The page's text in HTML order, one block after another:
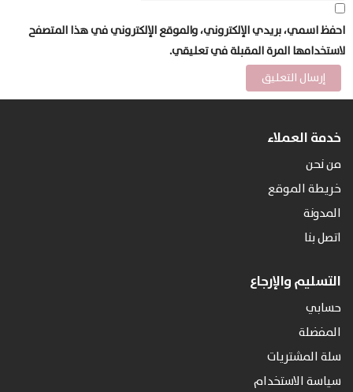
احفظ اسمي، بريدي الإلكتروني، والموقع الإلكتروني في هذا المتصفح
لاستخدامها المرة المقبلة في تعليقي.
خدمة العملاء
من نحن
خريطة الموقع
المدونة
اتصل بنا
التسليم والإرجاع
حسابي
المفضلة
سلة المشتريات
سياسة الاستخدام